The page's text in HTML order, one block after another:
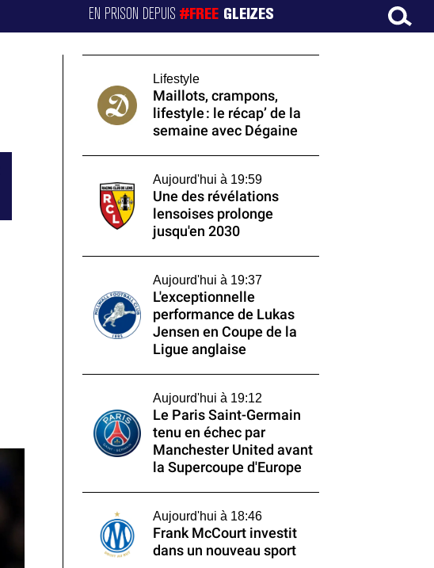
EN PRISON DEPUIS#FREE GLEIZES
Lifestyle
Maillots, crampons,
lifestyle : le récap’ de la
semaine avec Dégaine
Aujourd'hui à 19:59
Une des révélations
lensoises prolonge
jusqu'en 2030
Aujourd'hui à 19:37
L'exceptionnelle
performance de Lukas
Jensen en Coupe de la
Ligue anglaise
Aujourd'hui à 19:12
Le Paris Saint-Germain
tenu en échec par
Manchester United avant
la Supercoupe d'Europe
Aujourd'hui à 18:46
Frank McCourt investit
dans un nouveau sport